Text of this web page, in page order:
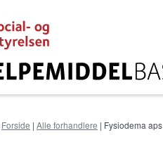
Forside | Alle forhandlere | Fysiodema aps